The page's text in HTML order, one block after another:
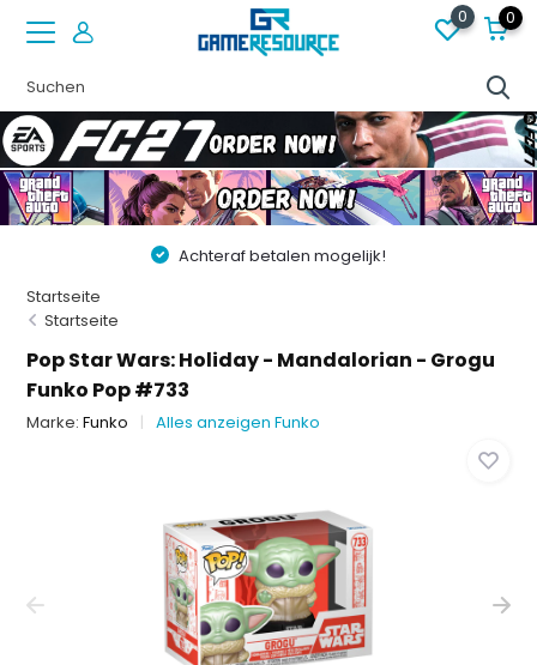
0 0
Achteraf betalen mogelijk!
Startseite
Startseite
Pop Star Wars: Holiday - Mandalorian - Grogu
Funko Pop #733
Marke:Funko Alles anzeigen Funko